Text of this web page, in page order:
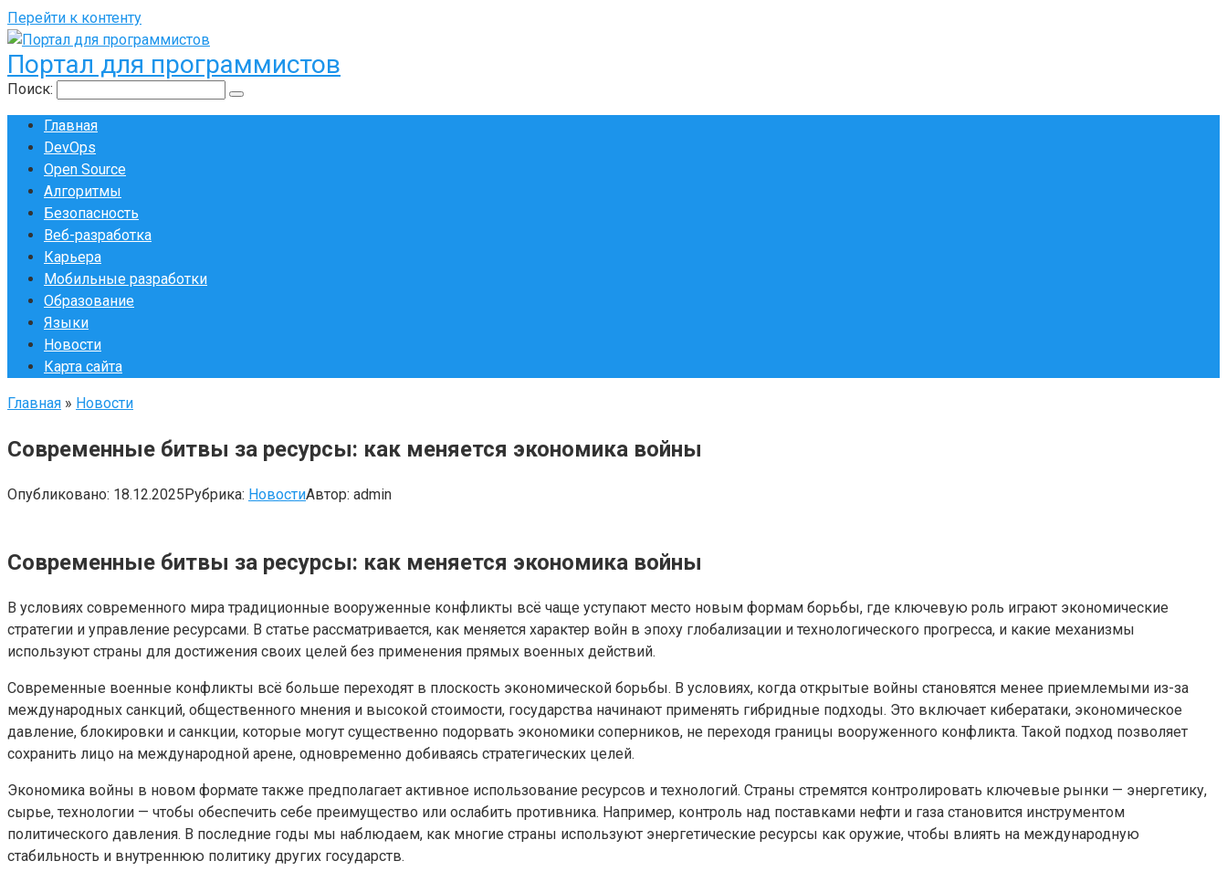
Перейти к контенту
Портал для программистов
Поиск:
Главная
DevOps
Open Source
Алгоритмы
Безопасность
Веб-разработка
Карьера
Мобильные разработки
Образование
Языки
Новости
Карта сайта
Главная » Новости
Современные битвы за ресурсы: как меняется экономика войны
Опубликовано: 18.12.2025Рубрика: НовостиАвтор: admin
Современные битвы за ресурсы: как меняется экономика войны
В условиях современного мира традиционные вооруженные конфликты всё чаще уступают место новым формам борьбы, где ключевую роль играют экономические
стратегии и управление ресурсами. В статье рассматривается, как меняется характер войн в эпоху глобализации и технологического прогресса, и какие механизмы
используют страны для достижения своих целей без применения прямых военных действий.
Современные военные конфликты всё больше переходят в плоскость экономической борьбы. В условиях, когда открытые войны становятся менее приемлемыми из-за
международных санкций, общественного мнения и высокой стоимости, государства начинают применять гибридные подходы. Это включает кибератаки, экономическое
давление, блокировки и санкции, которые могут существенно подорвать экономики соперников, не переходя границы вооруженного конфликта. Такой подход позволяет
сохранить лицо на международной арене, одновременно добиваясь стратегических целей.
Экономика войны в новом формате также предполагает активное использование ресурсов и технологий. Страны стремятся контролировать ключевые рынки — энергетику,
сырье, технологии — чтобы обеспечить себе преимущество или ослабить противника. Например, контроль над поставками нефти и газа становится инструментом
политического давления. В последние годы мы наблюдаем, как многие страны используют энергетические ресурсы как оружие, чтобы влиять на международную
стабильность и внутреннюю политику других государств.